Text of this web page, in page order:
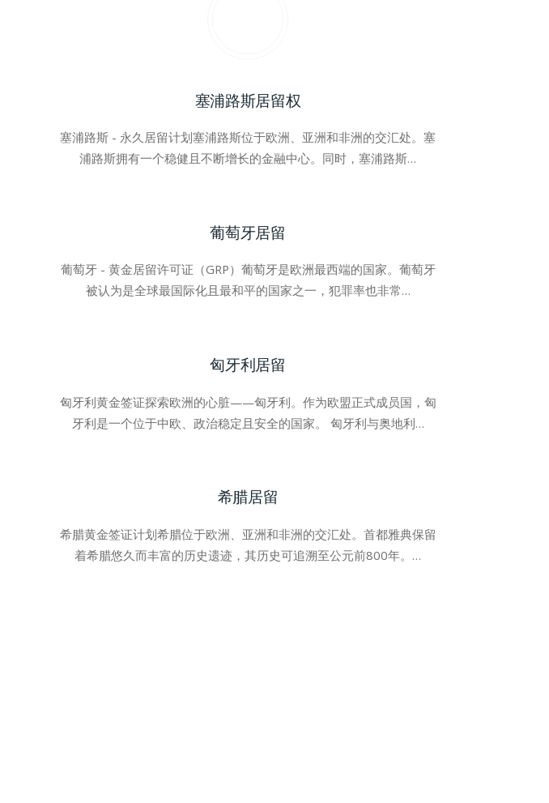
塞浦路斯居留权
塞浦路斯 - 永久居留计划塞浦路斯位于欧洲、亚洲和非洲的交汇处。塞
浦路斯拥有一个稳健且不断增长的金融中心。同时，塞浦路斯…
葡萄牙居留
葡萄牙 - 黄金居留许可证（GRP）葡萄牙是欧洲最西端的国家。葡萄牙
被认为是全球最国际化且最和平的国家之一，犯罪率也非常…
匈牙利居留
匈牙利黄金签证探索欧洲的心脏——匈牙利。作为欧盟正式成员国，匈
牙利是一个位于中欧、政治稳定且安全的国家。 匈牙利与奥地利…
希腊居留
希腊黄金签证计划希腊位于欧洲、亚洲和非洲的交汇处。首都雅典保留
着希腊悠久而丰富的历史遗迹，其历史可追溯至公元前800年。…